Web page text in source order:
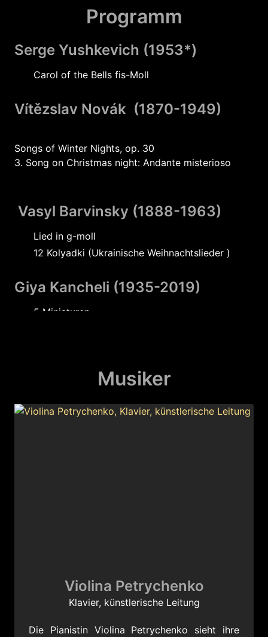
Programm
Serge Yushkevich (1953*)
Carol of the Bells fis-Moll
Vítězslav Novák (1870-1949)
Songs of Winter Nights, op. 30
3. Song on Christmas night: Andante misterioso
Vasyl Barvinsky (1888-1963)
Lied in g-moll
12 Kolyadki (Ukrainische Weihnachtslieder )
Giya Kancheli (1935-2019)
5 Miniaturen
5 Stücke zum Neuen Jahr
Allegretto G-Dur
Musiker
Violina Petrychenko
Klavier, künstlerische Leitung
Die Pianistin Violina Petrychenko sieht ihre